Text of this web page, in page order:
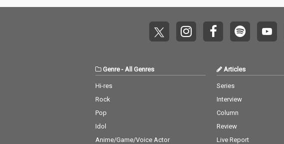
Genre- All Genres
Hi-res
Rock
Pop
Idol
Anime/Game/Voice Actor
Articles
Series
Interview
Column
Review
Live Report